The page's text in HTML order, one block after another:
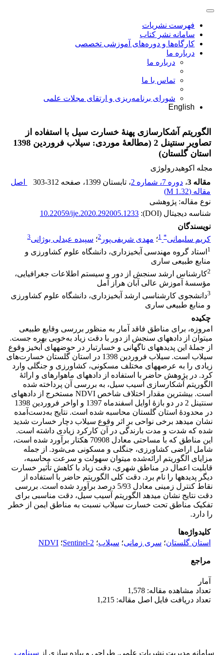
فهرست نشریات
سامانه نشر کتاب
کارگاه‌ها و دوره‌های آموزشی تخصصی
درباره ما
درباره ما
تماس با ما
شورای برنامه‌ریزی و ارتقای مجلات علمی
English
الگوریتم آشکارسازی پهنۀ خسارت سیل با استفاده از
تصاویر سنتینل 2 (مطالعۀ موردی: سیلاب فروردین 1398
استان گلستان)
مجله اکوهیدرولوژی
مقاله 3
، دوره 7، شماره 2 ، تابستان 1399 ، صفحه 303-312
اصل
مقاله (1.32 M
)
نوع مقاله: پژوهشی
شناسه دیجیتال (DOI):
10.22059/ije.2020.292005.1233
نویسندگان
کریم سلیمانی*
1؛ مهدی شریفی‌پور 2؛ سپیده عبدلی بوژانی3
1 استاد گروه مهندسی آبخیزداری، دانشگاه علوم کشاورزی و
منابع طبیعی ساری
2کارشناس ارشد سنجش از دور و سیستم اطلاعات جغرافیایی،
مؤسسۀ آموزش عالی آبان هراز آمل‌
3دانشجوی کارشناسی ارشد آبخیزداری، دانشگاه علوم کشاورزی
و منابع طبیعی ساری‌
چکیده
امروزه، برای مناطق فاقد آمار به منظور بررسی وقایع طبیعی
می‏توان از داده‏های سنجش از دور با دقت زیاد به‌خوبی بهره جست.
از جملۀ این پدیده‏های ناگهانی و خسارت‏بار در حوضه‏های آبخیز وقوع
سیلاب است. سیلاب فروردین 1398 در استان گلستان خسارت‌های
زیادی را به عرصه‏های مختلف مسکونی، کشاورزی و جنگلی وارد
کرد. در پژوهش حاضر با استفاده از داده‏های ماهواره‏ای و ارائۀ
الگوریتم آشکارسازی آسیب سیل، به بررسی آن پرداخته شده
است. بیشترین مقدار اختلاف شاخص NDVI مستخرج از داده‏های
سنتینل 2 در دو بازۀ اوایل اسفندماه 1397 و اواخر فروردین 1398
در محدودۀ استان گلستان محاسبه شده است. نتایج به‌دست‌آمده
نشان می‏دهد برخی نواحی بر اثر وقوع سیلاب دچار خسارت شدید
شده که شدت و مدت بارندگی در آن کارکرد زیادی داشته است.
این مناطق که با مساحتی معادل 70908 هکتار برآورد شده است،
شامل اراضی کشاورزی، جنگلی و مسکونی می‌شود. از جمله
مزایای الگوریتم ارائه‌شده می‏توان سهولت و سرعت محاسبه،
قابلیت اعمال در مناطق شهری، دقت زیاد با کاهش تأثیر خسارت
دیگر پدیده‏ها را نام برد. دقت کلی الگوریتم حاضر با استفاده از
نقاط کنترل زمینی معادل 5/93 درصد برآورد شده است. بررسی
دقت نتایج نشان می‏دهد الگوریتم آسیب سیل، دقت مناسبی برای
تفکیک مناطق تحت خسارت سیلاب نسبت به مناطق ایمن از خطر
را دارد.
کلیدواژه‌ها
استان گلستان؛ سری زمانی؛ سیلاب؛ Sentinel-2؛ NDVI
مراجع
آمار
تعداد مشاهده مقاله: 1,578
تعداد دریافت فایل اصل مقاله: 1,215
سامانه مدیریت نشریات علمی. طراحی و پیاده سازی از سیناوب